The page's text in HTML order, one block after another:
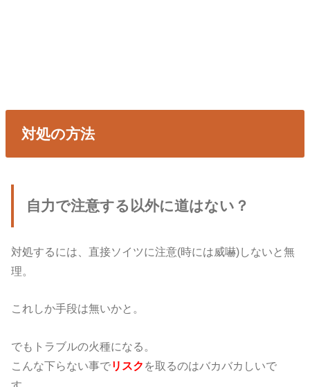
対処の方法
自力で注意する以外に道はない？
対処するには、直接ソイツに注意(時には威嚇)しないと無
理。
これしか手段は無いかと。
でもトラブルの火種になる。
こんな下らない事でリスク を取るのはバカバカしいで